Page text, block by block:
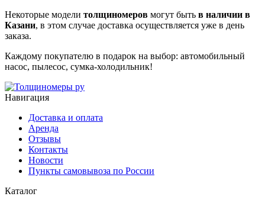
Некоторые модели толщиномеров могут быть в наличии в
Казани, в этом случае доставка осуществляется уже в день
заказа.
Каждому покупателю в подарок на выбор: автомобильный
насос, пылесос, сумка-холодильник!
Навигация
Доставка и оплата
Аренда
Отзывы
Контакты
Новости
Пункты самовывоза по России
Каталог